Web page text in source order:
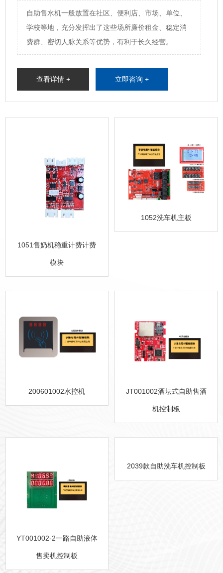
自助售水机一般放置在社区、便利店、市场、单位、
学校等地，充分发挥出了这些场所廉价租金、稳定消
费群、密切人脉关系等优势，有利于长久经营。
查看详情 + 立即咨询 +
1051售奶机稳重计费计费
模块
1052洗车机主板
200601002水控机 JT001002酒坛式自助售酒
机控制板
YT001002-2一路自助液体
售卖机控制板
2039款自助洗车机控制板